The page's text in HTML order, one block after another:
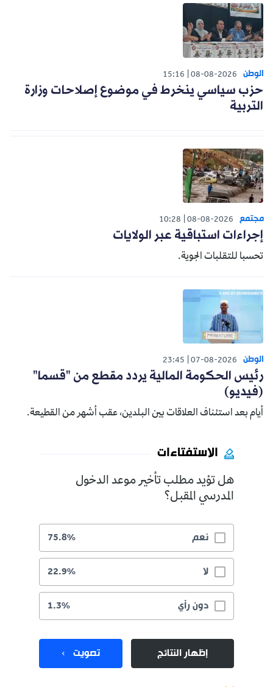
الوطن 08-08-2026
15:16
حزب سياسي ينخرط في موضوع إصلاحات وزارة
التربية
مجتمع 08-08-2026
10:28
إجراءات استباقية عبر الولايات
تحسبا للتقلبات الجوية.
الوطن 07-08-2026
23:45
رئيس الحكومة المالية يردد مقطع من "قسما"
(فيديو)
أيام بعد استئناف العلاقات بين البلدين، عقب أشهر من القطيعة.
الاستفتاءات
هل تؤيد مطلب تأخير موعد الدخول
المدرسي المقبل؟
نعم 75.8%
لا 22.9%
دون رأي 1.3%
إظهار النتائج تصويت